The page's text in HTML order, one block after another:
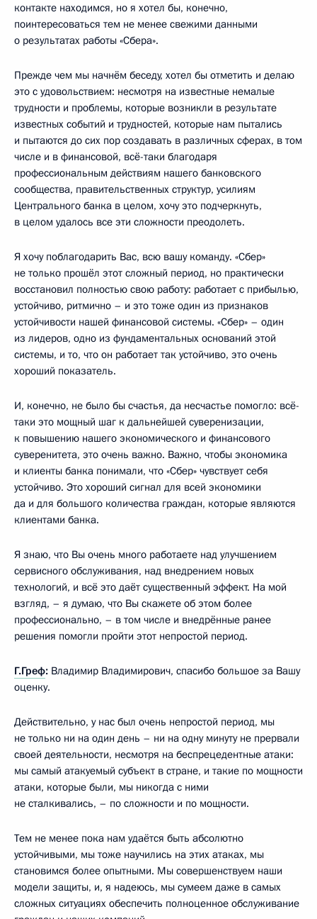
контакте находимся, но я хотел бы, конечно,
поинтересоваться тем не менее свежими данными
о результатах работы «Сбера».
Прежде чем мы начнём беседу, хотел бы отметить и делаю
это с удовольствием: несмотря на известные немалые
трудности и проблемы, которые возникли в результате
известных событий и трудностей, которые нам пытались
и пытаются до сих пор создавать в различных сферах, в том
числе и в финансовой, всё-таки благодаря
профессиональным действиям нашего банковского
сообщества, правительственных структур, усилиям
Центрального банка в целом, хочу это подчеркнуть,
в целом удалось все эти сложности преодолеть.
Я хочу поблагодарить Вас, всю вашу команду. «Сбер»
не только прошёл этот сложный период, но практически
восстановил полностью свою работу: работает с прибылью,
устойчиво, ритмично – и это тоже один из признаков
устойчивости нашей финансовой системы. «Сбер» – один
из лидеров, одно из фундаментальных оснований этой
системы, и то, что он работает так устойчиво, это очень
хороший показатель.
И, конечно, не было бы счастья, да несчастье помогло: всё-
таки это мощный шаг к дальнейшей суверенизации,
к повышению нашего экономического и финансового
суверенитета, это очень важно. Важно, чтобы экономика
и клиенты банка понимали, что «Сбер» чувствует себя
устойчиво. Это хороший сигнал для всей экономики
да и для большого количества граждан, которые являются
клиентами банка.
Я знаю, что Вы очень много работаете над улучшением
сервисного обслуживания, над внедрением новых
технологий, и всё это даёт существенный эффект. На мой
взгляд, – я думаю, что Вы скажете об этом более
профессионально, – в том числе и внедрённые ранее
решения помогли пройти этот непростой период.
Г.Греф: Владимир Владимирович, спасибо большое за Вашу
оценку.
Действительно, у нас был очень непростой период, мы
не только ни на один день – ни на одну минуту не прервали
своей деятельности, несмотря на беспрецедентные атаки:
мы самый атакуемый субъект в стране, и такие по мощности
атаки, которые были, мы никогда с ними
не сталкивались, – по сложности и по мощности.
Тем не менее пока нам удаётся быть абсолютно
устойчивыми, мы тоже научились на этих атаках, мы
становимся более опытными. Мы совершенствуем наши
модели защиты, и, я надеюсь, мы сумеем даже в самых
сложных ситуациях обеспечить полноценное обслуживание